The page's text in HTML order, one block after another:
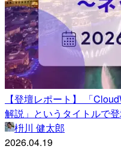
【登壇レポート】 「
解説」というタイトルで
枡川 健太郎
2026.04.19